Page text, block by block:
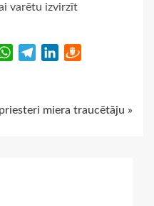
varētu izvirzīt
WhatsApp
TelegramLinkedIn
miera traucētāju »